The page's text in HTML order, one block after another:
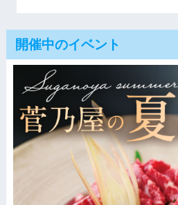
開催中のイベント